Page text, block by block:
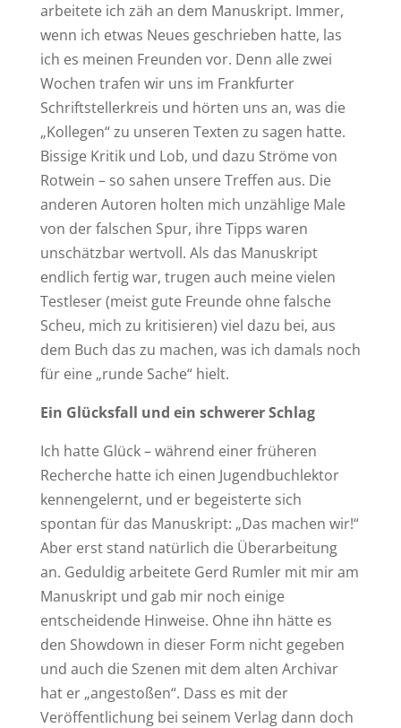
arbeitete ich zäh an dem Manuskript. Immer,
wenn ich etwas Neues geschrieben hatte, las
ich es meinen Freunden vor. Denn alle zwei
Wochen trafen wir uns im Frankfurter
Schriftstellerkreis und hörten uns an, was die
„Kollegen“ zu unseren Texten zu sagen hatte.
Bissige Kritik und Lob, und dazu Ströme von
Rotwein – so sahen unsere Treffen aus. Die
anderen Autoren holten mich unzählige Male
von der falschen Spur, ihre Tipps waren
unschätzbar wertvoll. Als das Manuskript
endlich fertig war, trugen auch meine vielen
Testleser (meist gute Freunde ohne falsche
Scheu, mich zu kritisieren) viel dazu bei, aus
dem Buch das zu machen, was ich damals noch
für eine „runde Sache“ hielt.
Ein Glücksfall und ein schwerer Schlag
Ich hatte Glück – während einer früheren
Recherche hatte ich einen Jugendbuchlektor
kennengelernt, und er begeisterte sich
spontan für das Manuskript: „Das machen wir!“
Aber erst stand natürlich die Überarbeitung
an. Geduldig arbeitete Gerd Rumler mit mir am
Manuskript und gab mir noch einige
entscheidende Hinweise. Ohne ihn hätte es
den Showdown in dieser Form nicht gegeben
und auch die Szenen mit dem alten Archivar
hat er „angestoßen“. Dass es mit der
Veröffentlichung bei seinem Verlag dann doch